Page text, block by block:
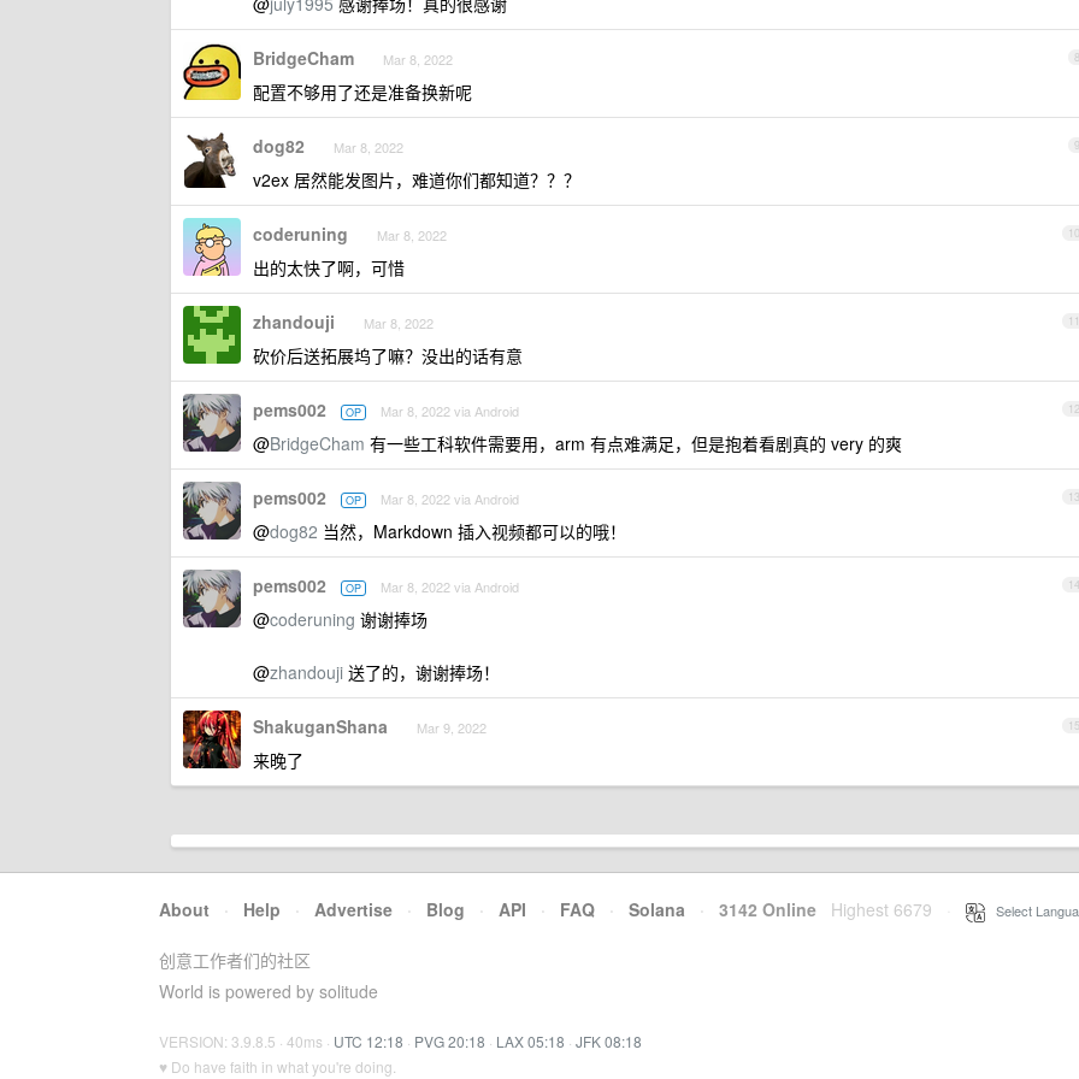
8
BridgeCham Mar 8, 2022
配置不够用了还是准备换新呢
9
dog82 Mar 8, 2022
v2ex 居然能发图片，难道你们都知道？？？
10
coderuning Mar 8, 2022
出的太快了啊，可惜
11
zhandouji Mar 8, 2022
砍价后送拓展坞了嘛？没出的话有意
12
pems002 OP Mar 8, 2022 via Android
@BridgeCham 有一些工科软件需要用，arm 有点难满足，但是抱着看剧真的 very 的爽
13
pems002 OP Mar 8, 2022 via Android
@dog82 当然，Markdown 插入视频都可以的哦！
14
pems002 OP Mar 8, 2022 via Android
@coderuning 谢谢捧场
@zhandouji 送了的，谢谢捧场！
15
ShakuganShana Mar 9, 2022
来晚了
About · Help · Advertise · Blog · API · FAQ · Solana · 3142 Online Highest 6679 Select
创意工作者们的社区
World is powered by solitude
VERSION: 3.9.8.5 · 40ms · UTC 12:18 · PVG 20:18 · LAX 05:18 · JFK 08:18
♥ Do have faith in what you're doing.